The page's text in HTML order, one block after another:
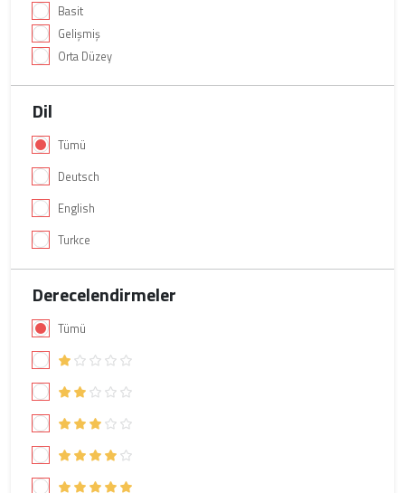
Basit
Gelişmiş
Orta Düzey
Dil
Tümü
Deutsch
English
Turkce
Derecelendirmeler
Tümü